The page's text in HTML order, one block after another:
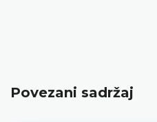
Povezani sadržaj